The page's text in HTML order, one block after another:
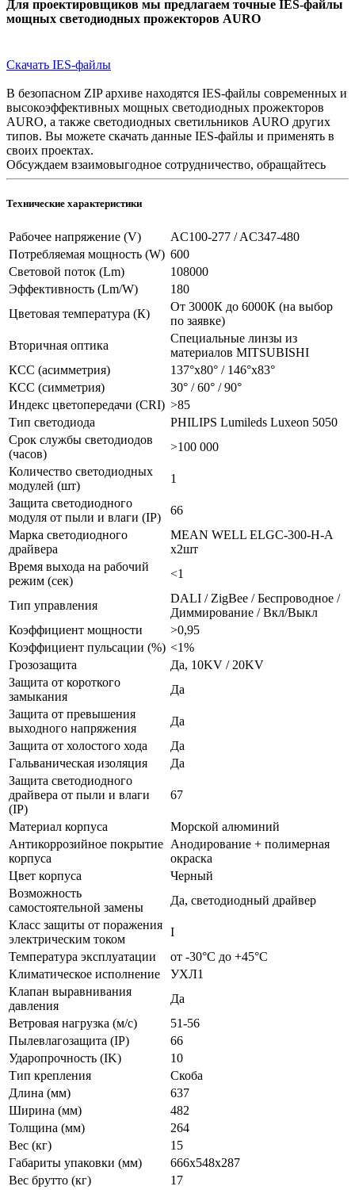
Для проектировщиков мы предлагаем точные IES-файлы
мощных светодиодных прожекторов AURO
Скачать IES-файлы
В безопасном ZIP архиве находятся IES-файлы современных и
высокоэффективных мощных светодиодных прожекторов
AURO, а также светодиодных светильников AURO других
типов. Вы можете скачать данные IES-файлы и применять в
своих проектах.
Обсуждаем взаимовыгодное сотрудничество, обращайтесь
Технические характеристики
Рабочее напряжение (V)
AC100-277 / AC347-480
Потребляемая мощность (W) 600
Световой поток (Lm)
108000
Эффективность (Lm/W)
180
Цветовая температура (К)
От 3000К до 6000К (на выбор
по заявке)
Вторичная оптика
Специальные линзы из
материалов MITSUBISHI
КСС (асимметрия)
137°x80° / 146°x83°
КСС (симметрия)
30° / 60° / 90°
Индекс цветопередачи (CRI) >85
Тип светодиода
PHILIPS Lumileds Luxeon 5050
Срок службы светодиодов
(часов)
>100 000
Количество светодиодных
модулей (шт)
1
Защита светодиодного
модуля от пыли и влаги (IP)
66
Марка светодиодного
драйвера
MEAN WELL ELGC-300-H-A
x2шт
Время выхода на рабочий
режим (сек)
<1
Тип управления
DALI / ZigBee / Беспроводное /
Диммирование / Вкл/Выкл
Коэффициент мощности
>0,95
Коэффициент пульсации (%) <1%
Грозозащита
Да, 10KV / 20KV
Защита от короткого
замыкания
Да
Защита от превышения
выходного напряжения
Да
Защита от холостого хода
Да
Гальваническая изоляция
Да
Защита светодиодного
драйвера от пыли и влаги
(IP)
67
Материал корпуса
Морской алюминий
Антикоррозийное покрытие
корпуса
Анодирование + полимерная
окраска
Цвет корпуса
Черный
Возможность
самостоятельной замены
Да, светодиодный драйвер
Класс защиты от поражения
электрическим током
I
Температура эксплуатации
от -30°С до +45°С
Климатическое исполнение
УХЛ1
Клапан выравнивания
давления
Да
Ветровая нагрузка (м/с)
51-56
Пылевлагозащита (IP)
66
Ударопрочность (IK)
10
Тип крепления
Скоба
Длина (мм)
637
Ширина (мм)
482
Толщина (мм)
264
Вес (кг)
15
Габариты упаковки (мм)
666x548x287
Вес брутто (кг)
17